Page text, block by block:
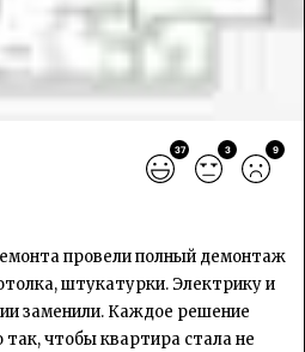
37 3 9
провели полный демонтаж
штукатурки. Электрику и
заменили. Каждое решение
чтобы квартира стала не